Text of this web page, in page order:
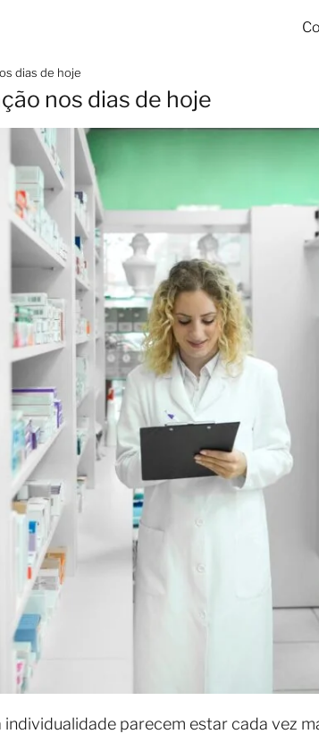
dias de hoje
nos dias de hoje
parecem estar cada vez